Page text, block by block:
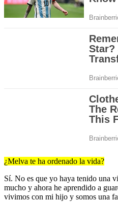
¿Melva te ha ordenado la vida?
Sí. No es que yo haya tenido una
mucho y ahora he aprendido a
vivimos con mi hijo y somos una